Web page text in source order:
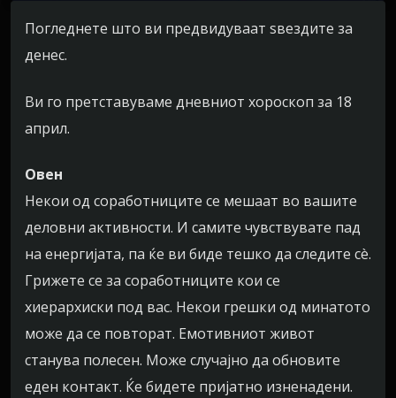
Погледнете што ви предвидуваат ѕвездите за
денес.
Ви го претставуваме дневниот хороскоп за 18
април.
Овен
Некои од соработниците се мешаат во вашите
деловни активности. И самите чувствувате пад
на енергијата, па ќе ви биде тешко да следите сè.
Грижете се за соработниците кои се
хиерархиски под вас. Некои грешки од минатото
може да се повторат. Емотивниот живот
станува полесен. Може случајно да обновите
еден контакт. Ќе бидете пријатно изненадени.